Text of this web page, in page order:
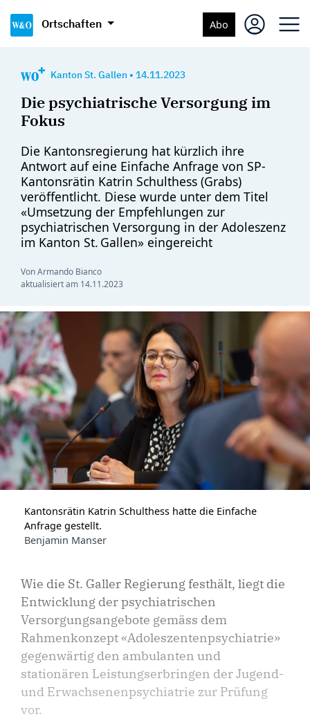
Ortschaften Abo
Kanton St. Gallen • 14.11.2023
Die psychiatrische Versorgung im
Fokus
Die Kantonsregierung hat kürzlich ihre
Antwort auf eine Einfache Anfrage von SP-
Kantonsrätin Katrin Schulthess (Grabs)
veröffentlicht. Diese wurde unter dem Titel
«Umsetzung der Empfehlungen zur
psychiatrischen Versorgung in der Adoleszenz
im Kanton St. Gallen» eingereicht
Von Armando Bianco
aktualisiert am 14.11.2023
Kantonsrätin Katrin Schulthess hatte die Einfache
Anfrage gestellt.
Benjamin Manser
Wie die St. Galler Regierung festhält, liegt die
Entwicklung der psychiatrischen
Versorgungsangebote gemäss dem
Rahmenkonzept «Adoleszentenpsychiatrie»
gegenwärtig den ambulanten und
stationären Leistungserbringen der Jugend-
und Erwachsenenpsychiatrie zur Prüfung
vor.